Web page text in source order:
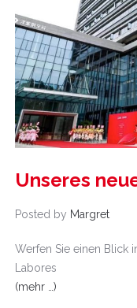
Unseres
Posted by Margret
Werfen Sie einen Blick
Labores
(mehr …)